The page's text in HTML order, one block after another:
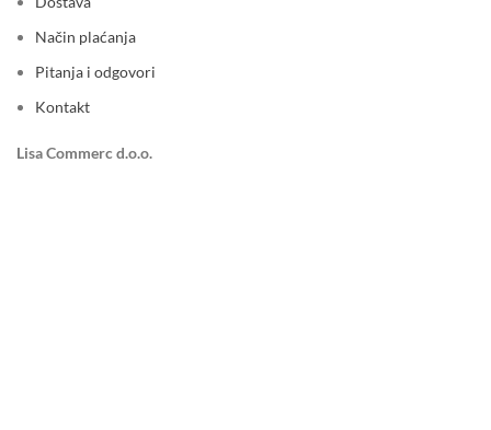
Način plaćanja
Pitanja i odgovori
Kontakt
Lisa Commerc d.o.o.